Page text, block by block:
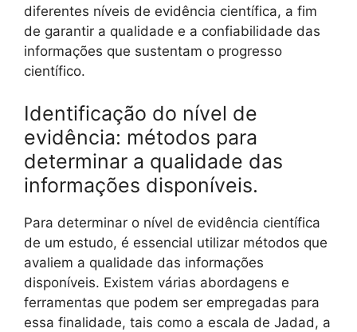
diferentes níveis de evidência científica, a fim
de garantir a qualidade e a confiabilidade das
informações que sustentam o progresso
científico.
Identificação do nível de
evidência: métodos para
determinar a qualidade das
informações disponíveis.
Para determinar o nível de evidência científica
de um estudo, é essencial utilizar métodos que
avaliem a qualidade das informações
disponíveis. Existem várias abordagens e
ferramentas que podem ser empregadas para
essa finalidade, tais como a escala de Jadad, a